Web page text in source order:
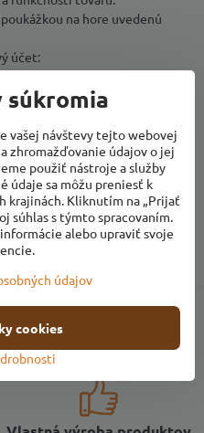
na hore uvedenú
účet:
vrátenia tovaru a odstúpenia
obchodných
potvrdzujú správnosť
podpis spotrebiteľa
podpis
Priaznivé ceny
súkromia
vašej návštevy tejto webovej
zhromažďovanie údajov o jej
použiť nástroje a služby
údaje sa môžu preniesť k
krajinách. Kliknutím na „Prijať
súhlas s týmto spracovaním.
alebo upraviť svoje
údajov
cookies